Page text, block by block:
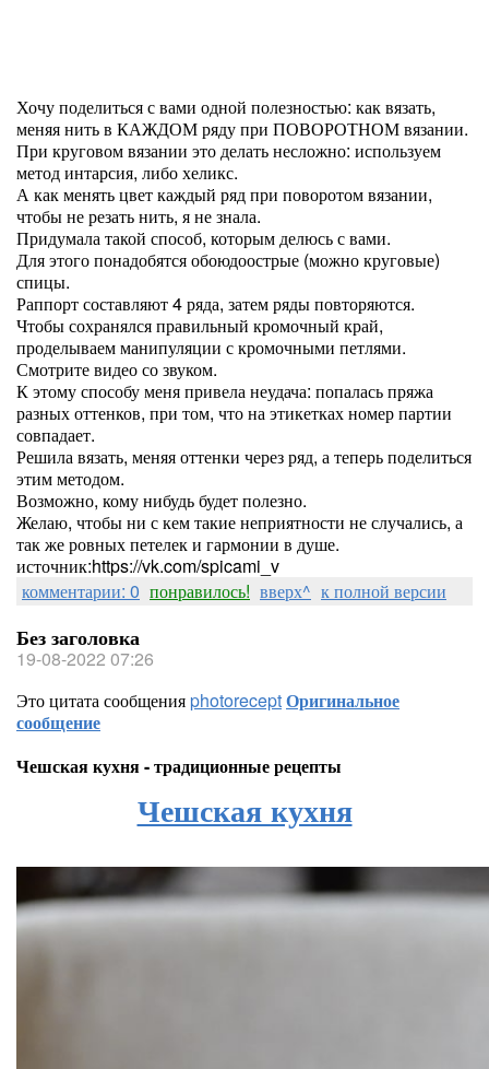
Хочу поделиться с вами одной полезностью: как вязать,
меняя нить в КАЖДОМ ряду при ПОВОРОТНОМ вязании.
При круговом вязании это делать несложно: используем
метод интарсия, либо хеликс.
А как менять цвет каждый ряд при поворотом вязании,
чтобы не резать нить, я не знала.
Придумала такой способ, которым делюсь с вами.
Для этого понадобятся обоюдоострые (можно круговые)
спицы.
Раппорт составляют 4 ряда, затем ряды повторяются.
Чтобы сохранялся правильный кромочный край,
проделываем манипуляции с кромочными петлями.
Смотрите видео со звуком.
К этому способу меня привела неудача: попалась пряжа
разных оттенков, при том, что на этикетках номер партии
совпадает.
Решила вязать, меняя оттенки через ряд, а теперь поделиться
этим методом.
Возможно, кому нибудь будет полезно.
Желаю, чтобы ни с кем такие неприятности не случались, а
так же ровных петелек и гармонии в душе.
источник:https://vk.com/spicami_v
комментарии: 0 понравилось! вверх^ к полной версии
Без заголовка
19-08-2022 07:26
Это цитата сообщенияphotoreceptОригинальное
сообщение
Чешская кухня - традиционные рецепты
Чешская кухня